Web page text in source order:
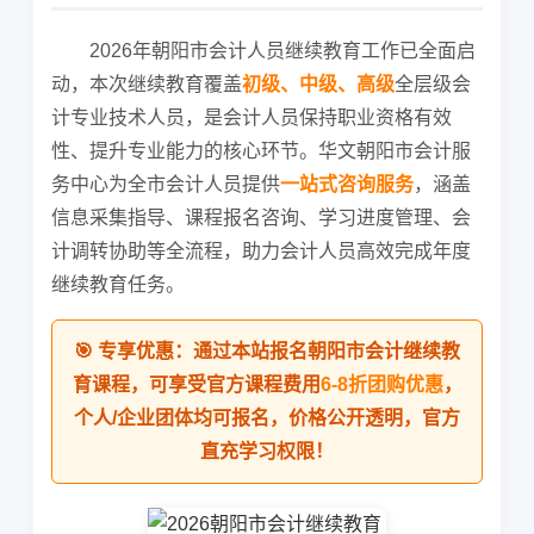
2026年朝阳市会计人员继续教育工作已全面启
动，本次继续教育覆盖初级、中级、高级全层级会
计专业技术人员，是会计人员保持职业资格有效
性、提升专业能力的核心环节。华文朝阳市会计服
务中心为全市会计人员提供一站式咨询服务，涵盖
信息采集指导、课程报名咨询、学习进度管理、会
计调转协助等全流程，助力会计人员高效完成年度
继续教育任务。
🎯 专享优惠：通过本站报名朝阳市会计继续教
育课程，可享受官方课程费用6-8折团购优惠，
个人/企业团体均可报名，价格公开透明，官方
直充学习权限！